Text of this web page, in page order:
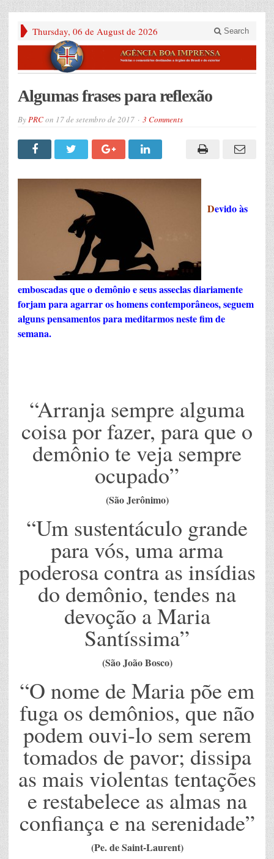
Thursday, 06 de August de 2026 Search
Algumas frases para reflexão
ByPRCon 17 de setembro de 2017 3 Comments
Devido às
emboscadas que o demônio e seus asseclas diariamente
forjam para agarrar os homens contemporâneos, seguem
alguns pensamentos para meditarmos neste fim de
semana.
“Arranja sempre alguma
coisa por fazer, para que o
demônio te veja sempre
ocupado”
(São Jerônimo)
“Um sustentáculo grande
para vós, uma arma
poderosa contra as insídias
do demônio, tendes na
devoção a Maria
Santíssima”
(São João Bosco)
“O nome de Maria põe em
fuga os demônios, que não
podem ouvi-lo sem serem
tomados de pavor; dissipa
as mais violentas tentações
e restabelece as almas na
confiança e na serenidade”
(Pe. de Saint-Laurent)